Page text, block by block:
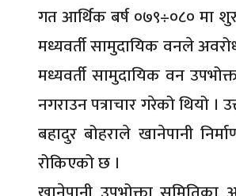
गत आर्थिक बर्ष ०७९÷०८० मा
मध्यवर्ती सामुदायिक वनले
मध्यवर्ती सामुदायिक वन
नगराउन पत्राचार गरेको थियो
बहादुर बोहराले खानेपानी
रोकिएको छ ।